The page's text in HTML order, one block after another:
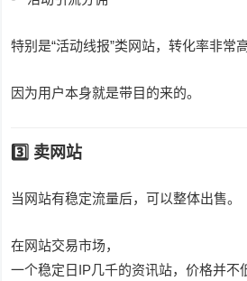
特别是“活动线报”类网站，转化率非常高
因为用户本身就是带目的来的。
3️⃣ 卖网站
当网站有稳定流量后，可以整体出售。
在网站交易市场，
一个稳定日IP几千的资讯站，价格并不